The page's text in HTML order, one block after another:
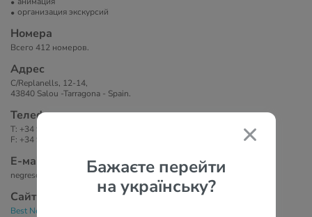
Бажаєте перейти
на українську?
организация экскурсий
Номера
Всего 412 номеров.
Адрес
C/Replanells, 12-14,
43840 Salou -Tarragona - Spain.
Телефоны
T: +34 977 370 392
F: +34 977 370 393
Е-маil
negresco@besthotels.es
Сайт
Best Negresco 4*